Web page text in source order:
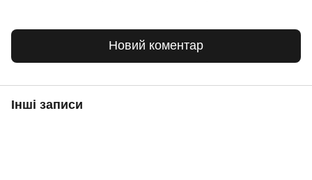
Новий коментар
Інші записи